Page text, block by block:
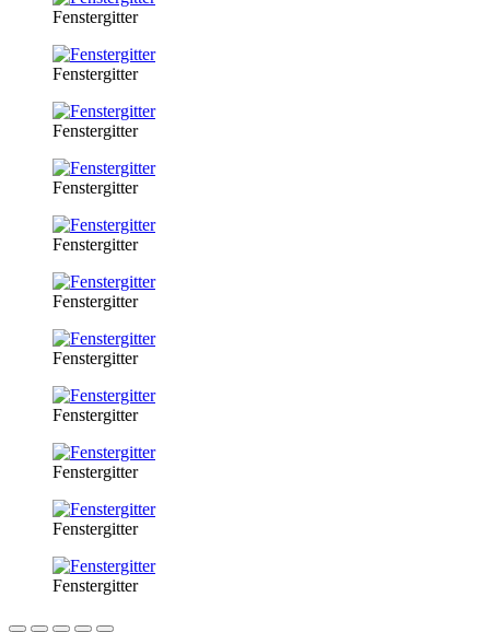
Fenstergitter
Fenstergitter
Fenstergitter
Fenstergitter
Fenstergitter
Fenstergitter
Fenstergitter
Fenstergitter
Fenstergitter
Fenstergitter
Fenstergitter